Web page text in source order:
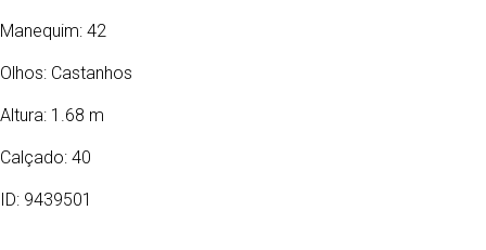
Manequim: 42
Olhos: Castanhos
Altura: 1.68 m
Calçado: 40
ID: 9439501